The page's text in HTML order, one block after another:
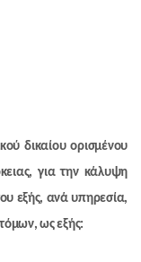
δικαίου ορισμένου
για την κάλυψη
εξής, ανά υπηρεσία,
ως εξής: